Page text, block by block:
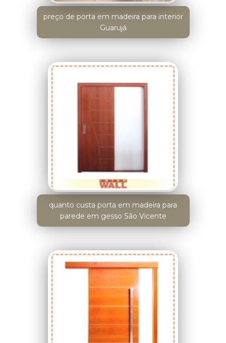
preço de porta em madeira para interior
Guarujá
quanto custa porta em madeira para
parede em gesso São Vicente